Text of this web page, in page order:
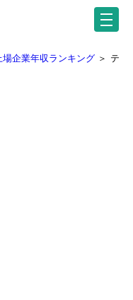
場企業年収ランキング ＞ テ